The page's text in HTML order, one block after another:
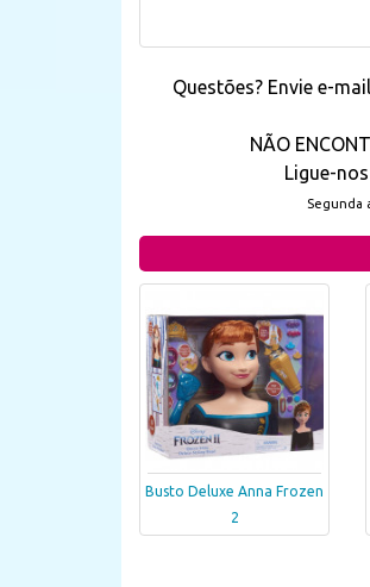
Questões? Envie e-
NÃO
Ligue-
Segunda
Busto Deluxe Anna Frozen
2